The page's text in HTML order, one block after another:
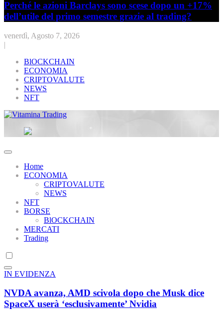
Perché le azioni Barclays sono scese dopo un +17%
dell’utile del primo semestre grazie al trading?
venerdì, Agosto 7, 2026
|
BlOCKCHAIN
ECONOMIA
CRIPTOVALUTE
NEWS
NFT
Vitamina Trading
Home
ECONOMIA
CRIPTOVALUTE
NEWS
NFT
BORSE
BlOCKCHAIN
MERCATI
Trading
IN EVIDENZA
NVDA avanza, AMD scivola dopo che Musk dice
SpaceX userà ‘esclusivamente’ Nvidia